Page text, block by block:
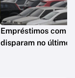
Empréstimos com
disparam no último